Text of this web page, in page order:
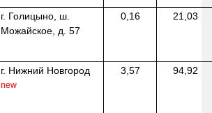
г. Голицыно, ш.
Можайское, д. 57
0,16 21,03
г. Нижний Новгород
new
3,57 94,92